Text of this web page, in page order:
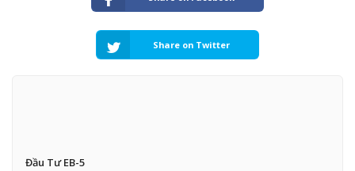
Share on Twitter
Đầu Tư EB-5